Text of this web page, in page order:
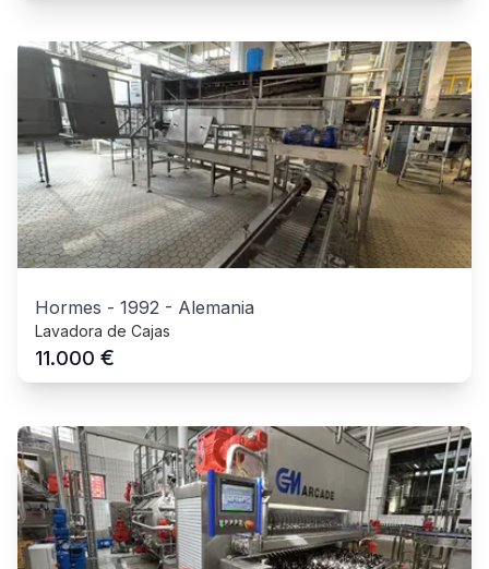
Hormes - 1992 - Alemania
Lavadora de Cajas
11.000 €